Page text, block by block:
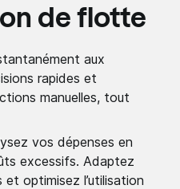
de flotte
aux
rapides et
manuelles, tout
vos dépenses en
excessifs. Adaptez
optimisez l’utilisation